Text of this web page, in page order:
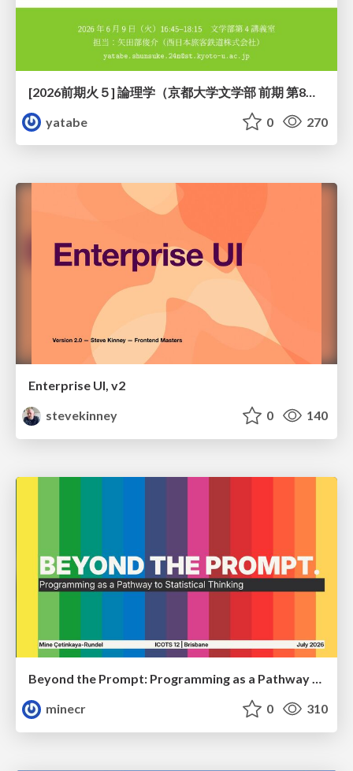
yatabe
0 270
Enterprise UI, v2
stevekinney
0 140
Beyond the Prompt: Programming as a Pathway to Statistical Thinking
minecr
0 310